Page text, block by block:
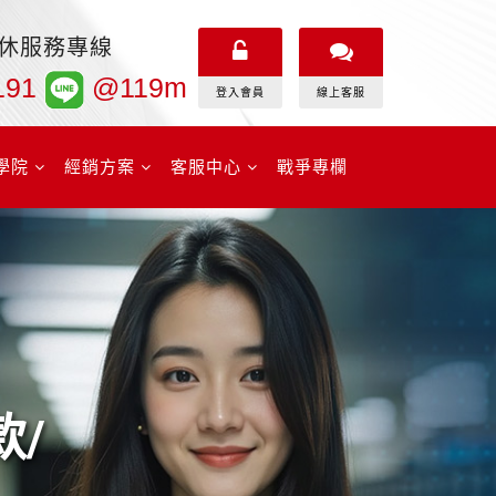
服務專線
@119m 登入會員 線上客服
院 經銷方案 客服中心 戰爭專欄
/